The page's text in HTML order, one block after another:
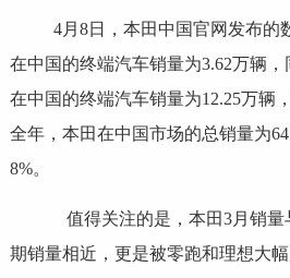
4月8日，本田中国官网发布的
在中国的终端汽车销量为3.62万辆，
在中国的终端汽车销量为12.25万辆
全年，本田在中国市场的总销量为
8%。
值得关注的是，本田3月销量
期销量相近，更是被零跑和理想大